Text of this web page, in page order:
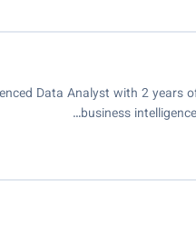
Data Analyst with 2 years
business